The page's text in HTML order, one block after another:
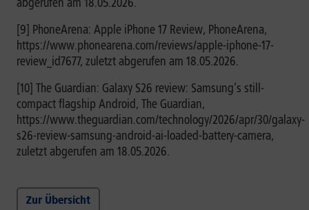
[9] PhoneArena: Apple iPhone 17 Review, PhoneArena,
https://www.phonearena.com/reviews/apple-iphone-17-
review_id7677, zuletzt abgerufen am 18.05.2026.
[10] The Guardian: Galaxy S26 review: Samsung’s still-
compact flagship Android, The Guardian,
https://www.theguardian.com/technology/2026/apr/30/galaxy-
s26-review-samsung-android-ai-loaded-battery-camera,
zuletzt abgerufen am 18.05.2026.
Zur Übersicht